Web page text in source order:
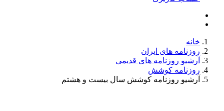
خانه
روزنامه های ایران
آرشیو روزنامه های قدیمی
روزنامه کوشش
آرشیو روزنامه کوشش سال بیست و هشتم